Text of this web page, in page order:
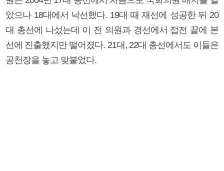
았으나 18대에서 낙선했다. 19대 때 재선에 성공한 뒤 20
대 총선에 나섰는데 이 전 의원과 경선에서 접전 끝에 본
선에 진출했지만 떨어졌다. 21대, 22대 총선에서도 이들은
공천장을 놓고 맞붙었다.